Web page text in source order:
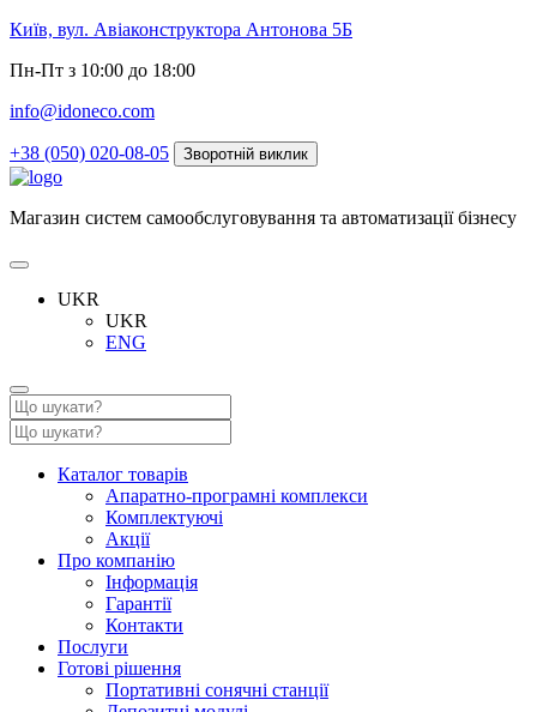
Київ, вул. Авіаконструктора Антонова 5Б
Пн-Пт з 10:00 до 18:00
info@idoneco.com
+38 (050) 020-08-05 Зворотній виклик
Магазин систем самообслуговування та автоматизації бізнесу
UKR
UKR
ENG
Каталог товарів
Апаратно-програмні комплекси
Комплектуючі
Акції
Про компанію
Інформація
Гарантії
Контакти
Послуги
Готові рішення
Портативні сонячні станції